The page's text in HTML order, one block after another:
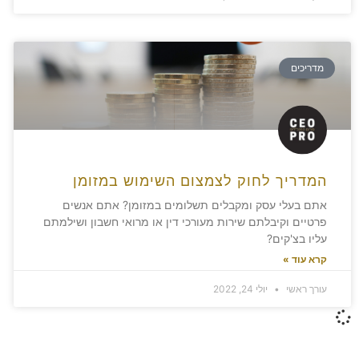
מדריכים
המדריך לחוק לצמצום השימוש במזומן
אתם בעלי עסק ומקבלים תשלומים במזומן? אתם אנשים
פרטיים וקיבלתם שירות מעורכי דין או מרואי חשבון ושילמתם
עליו בצ'קים?
קרא עוד »
עורך ראשי יולי 24, 2022